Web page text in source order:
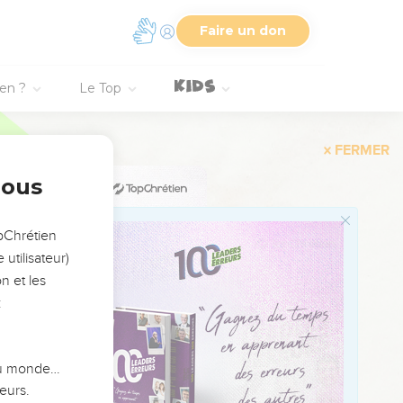
Faire un don
? Le Top
siéger sur le trône de
moi pour offrir des
pour occuper son
même je rendrai
»
nuit, les règles fixées
utilisateur)
et les
monde…